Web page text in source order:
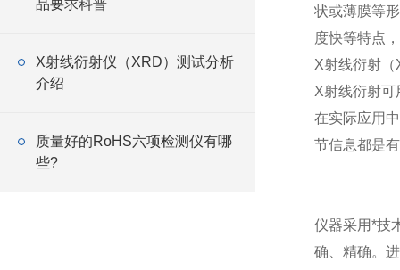
品要求科普
X射线衍射仪（XRD）测试分析
介绍
质量好的RoHS六项检测仪有哪
些?
状或薄膜等
度快等特点
X射线衍射
X射线衍射
在实际应用
节信息都是
仪器采用*技
确、精确。